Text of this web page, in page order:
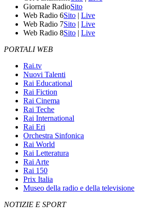
Giornale RadioSito
Web Radio 6Sito | Live
Web Radio 7Sito | Live
Web Radio 8Sito | Live
PORTALI WEB
Rai.tv
Nuovi Talenti
Rai Educational
Rai Fiction
Rai Cinema
Rai Teche
Rai International
Rai Eri
Orchestra Sinfonica
Rai World
Rai Letteratura
Rai Arte
Rai 150
Prix Italia
Museo della radio e della televisione
NOTIZIE E SPORT